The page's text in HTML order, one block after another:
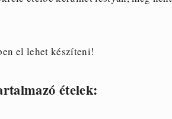
el lehet készíteni!
ételek: